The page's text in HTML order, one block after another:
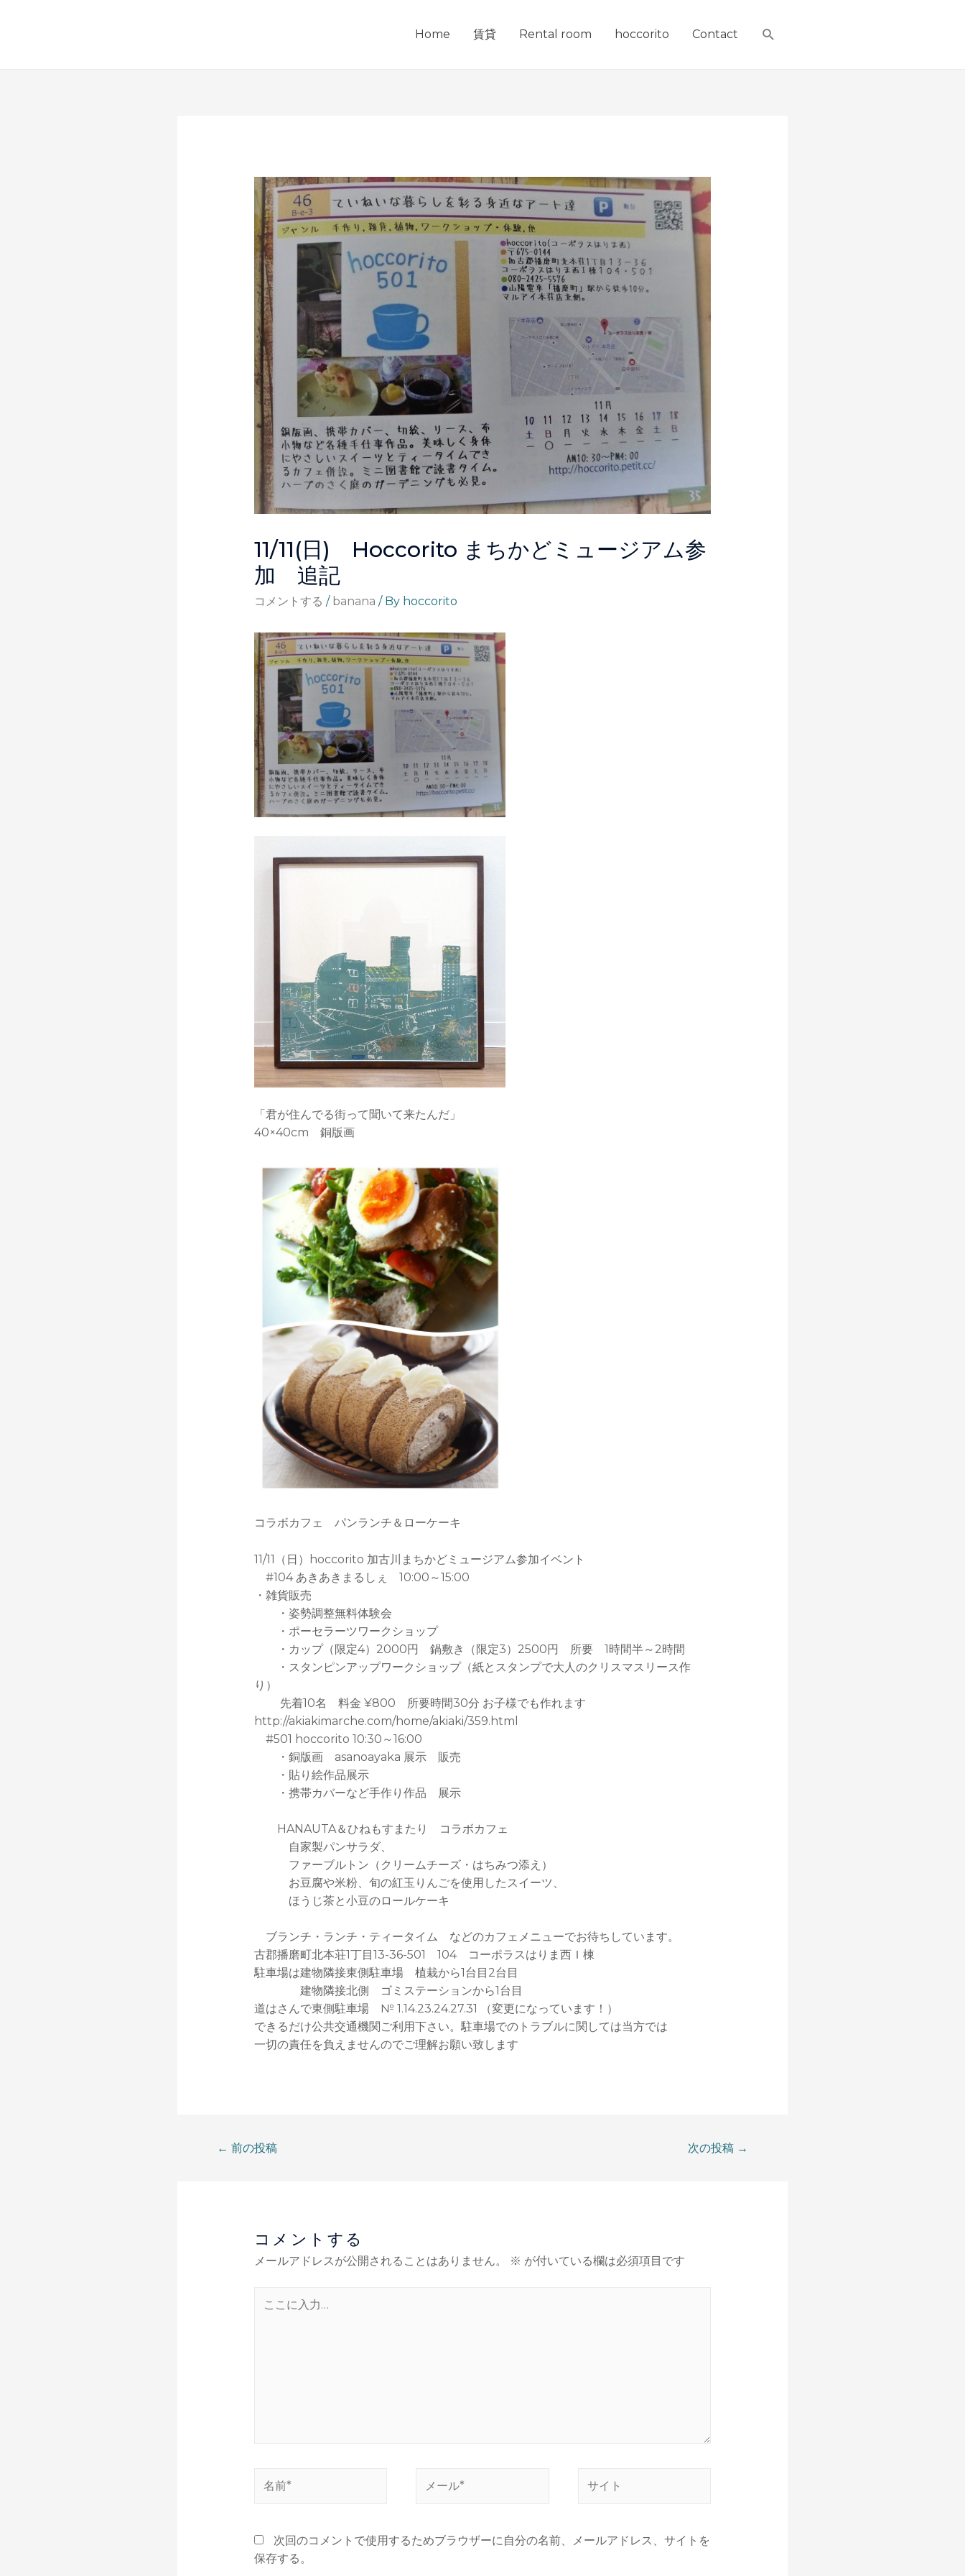
Home 賃貸 Rental room hoccorito Contact
11/11(日) Hoccorito まちかどミュージアム参
加 追記
コメントする / banana / By hoccorito
「君が住んでる街って聞いて来たんだ」
40×40cm 銅版画
コラボカフェ パンランチ＆ローケーキ
11/11（日）hoccorito 加古川まちかどミュージアム参加イベント
#104 あきあきまるしぇ 10:00～15:00
・雑貨販売
・姿勢調整無料体験会
・ポーセラーツワークショップ
・カップ（限定4）2000円 鍋敷き（限定3）2500円 所要 1時間半～2時間
・スタンピンアップワークショップ（紙とスタンプで大人のクリスマスリース作
り）
先着10名 料金 ¥800 所要時間30分 お子様でも作れます
http://akiakimarche.com/home/akiaki/359.html
#501 hoccorito 10:30～16:00
・銅版画 asanoayaka 展示 販売
・貼り絵作品展示
・携帯カバーなど手作り作品 展示
HANAUTA＆ひねもすまたり コラボカフェ
自家製パンサラダ、
ファーブルトン（クリームチーズ・はちみつ添え）
お豆腐や米粉、旬の紅玉りんごを使用したスイーツ、
ほうじ茶と小豆のロールケーキ
ブランチ・ランチ・ティータイム などのカフェメニューでお待ちしています。
古郡播磨町北本荘1丁目13-36-501 104 コーポラスはりま西Ｉ棟
駐車場は建物隣接東側駐車場 植栽から1台目2台目
建物隣接北側 ゴミステーションから1台目
道はさんで東側駐車場 № 1.14.23.24.27.31 （変更になっています！）
できるだけ公共交通機関ご利用下さい。駐車場でのトラブルに関しては当方では
一切の責任を負えませんのでご理解お願い致します
← 前の投稿 次の投稿 →
コメントする
メールアドレスが公開されることはありません。 ※ が付いている欄は必須項目です
次回のコメントで使用するためブラウザーに自分の名前、メールアドレス、サイトを
保存する。